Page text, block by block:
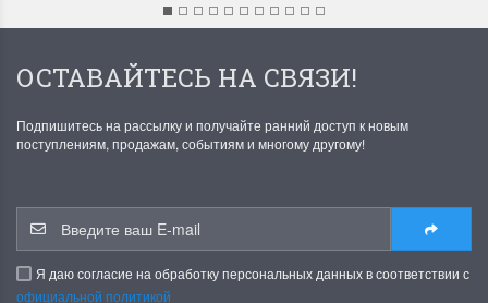
ОСТАВАЙТЕСЬ НА СВЯЗИ!
Подпишитесь на рассылку и получайте ранний доступ к новым
поступлениям, продажам, событиям и многому другому!
Я даю согласие на обработку персональных данных в соответствии с
официальной политикой